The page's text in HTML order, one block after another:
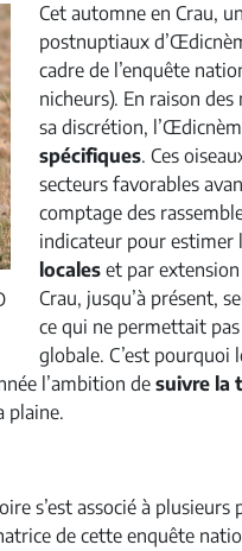
Cet automne en Crau,
postnuptiaux
cadre de l’enquête
nicheurs). En raison
sa discrétion,
spécifiques. Ces
secteurs favorables
comptage des
indicateur pour estimer
locales et par
Crau, jusqu’à présent,
ce qui ne permettait
globale. C’est pourquoi
l’ambition de suivre la
plaine.
s’est associé à
de cette enquête